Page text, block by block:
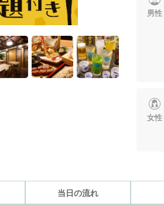
男性
女性
当日の流れ